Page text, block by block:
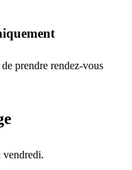
prendre rendez-vous
vendredi.